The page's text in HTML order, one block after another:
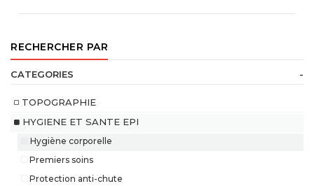
RECHERCHER PAR
CATEGORIES -
TOPOGRAPHIE
HYGIENE ET SANTE EPI
Hygiène corporelle
Premiers soins
Protection anti-chute